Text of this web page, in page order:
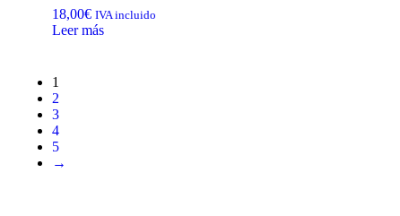
18,00€ IVA incluido
Leer más
1
2
3
4
5
→